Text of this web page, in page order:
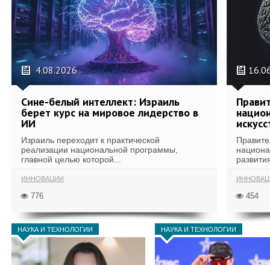
4.08.2026
Сине-белый интеллект: Израиль
берет курс на мировое лидерство в
ИИ
Израиль переходит к практической
реализации национальной программы,
главной целью которой...
ИННОВАЦИИ
776 454
НАУКА И ТЕХНОЛОГИИ НАУКА И ТЕХНОЛОГИИ